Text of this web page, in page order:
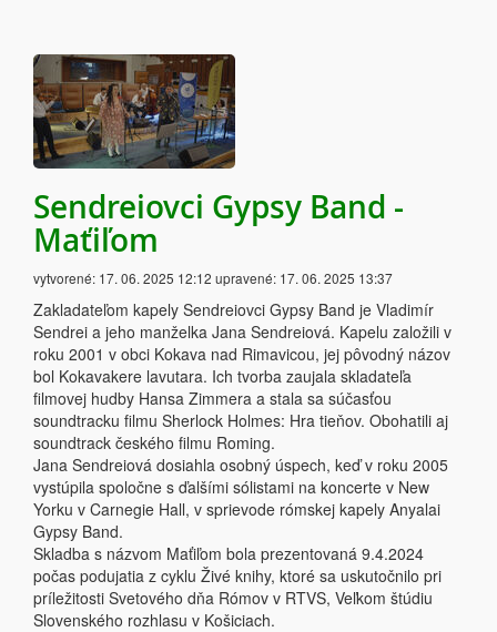
Sendreiovci Gypsy Band -
Maťiľom
vytvorené: 17. 06. 2025 12:12 upravené: 17. 06. 2025 13:37
Zakladateľom kapely Sendreiovci Gypsy Band je Vladimír
Sendrei a jeho manželka Jana Sendreiová. Kapelu založili v
roku 2001 v obci Kokava nad Rimavicou, jej pôvodný názov
bol Kokavakere lavutara. Ich tvorba zaujala skladateľa
filmovej hudby Hansa Zimmera a stala sa súčasťou
soundtracku filmu Sherlock Holmes: Hra tieňov. Obohatili aj
soundtrack českého filmu Roming.
Jana Sendreiová dosiahla osobný úspech, keď v roku 2005
vystúpila spoločne s ďalšími sólistami na koncerte v New
Yorku v Carnegie Hall, v sprievode rómskej kapely Anyalai
Gypsy Band.
Skladba s názvom Maťiľom bola prezentovaná 9.4.2024
počas podujatia z cyklu Živé knihy, ktoré sa uskutočnilo pri
príležitosti Svetového dňa Rómov v RTVS, Veľkom štúdiu
Slovenského rozhlasu v Košiciach.